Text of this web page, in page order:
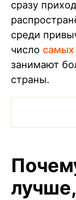
сразу
среди
число самых
занимают
страны.